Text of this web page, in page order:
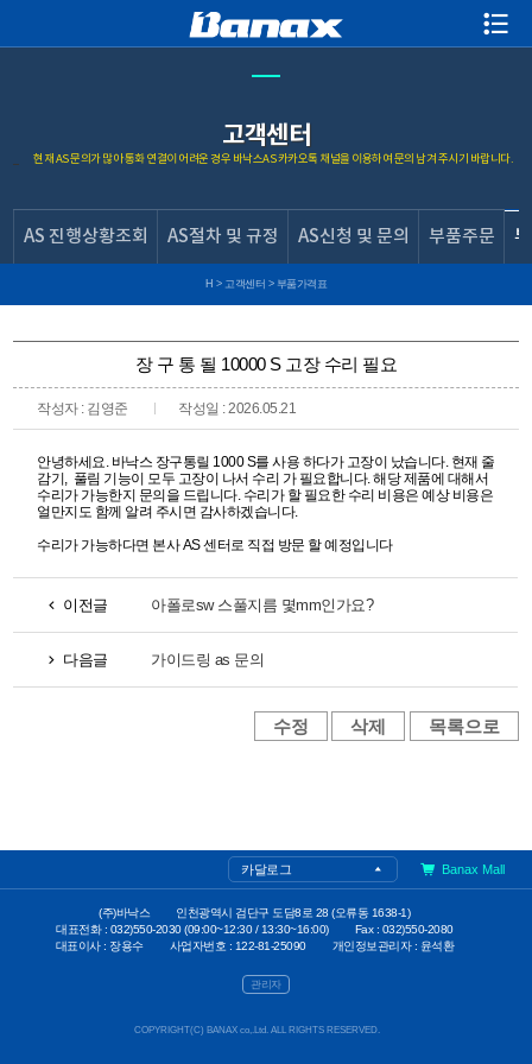
고객센터
현재 AS 문의가 많아 통화 연결이 어려운 경우 바낙스AS 카카오톡 채널을 이용하여 문의 남겨 주시기 바랍니다.
AS 진행상황조회 AS절차 및 규정 AS신청 및 문의 부품주문
H > 고객센터 > 부품가격표
장 구 통 될 10000 S 고장 수리 필요
작성자 : 김영준 작성일 : 2026.05.21
안녕하세요. 바낙스 장구통릴 1000 S를 사용 하다가 고장이 났습니다. 현재 줄
감기, 풀림 기능이 모두 고장이 나서 수리 가 필요합니다. 해당 제품에 대해서
수리가 가능한지 문의을 드립니다. 수리가 할 필요한 수리 비용은 예상 비용은
얼만지도 함께 알려 주시면 감사하겠습니다.
수리가 가능하다면 본사 AS 센터로 직접 방문 할 예정입니다
이전글 아폴로sw 스풀지름 몇mm인가요?
다음글 가이드링 as 문의
카달로그 Banax Mall
(주)바낙스
인천광역시 검단구 도담8로 28 (오류동 1638-1)
대표전화 : 032)550-2030 (09:00~12:30 / 13:30~16:00)
Fax : 032)550-2080
대표이사 : 장용수
사업자번호 : 122-81-25090 개인정보관리자 : 윤석환
관리자
COPYRIGHT(C) BANAX co,.Ltd. ALL RIGHTS RESERVED.